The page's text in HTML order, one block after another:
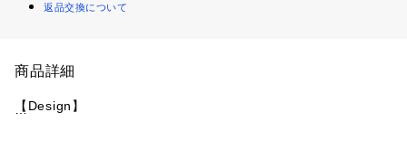
返品交換について
商品詳細
【Design】